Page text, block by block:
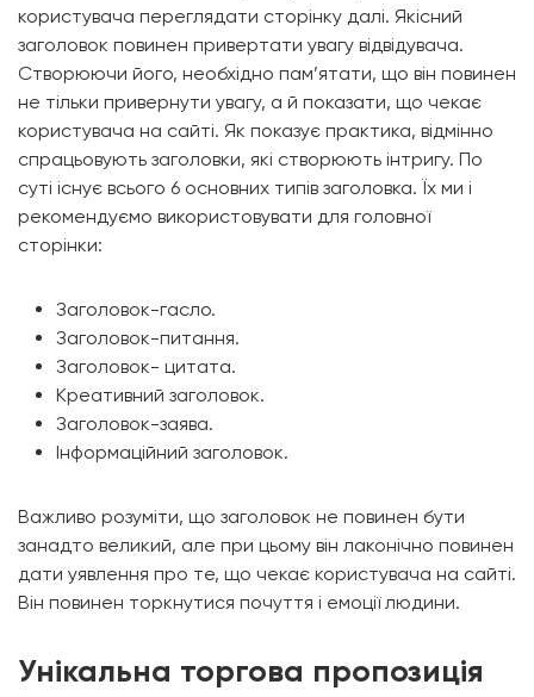
користувача переглядати сторінку далі. Якісний
заголовок повинен привертати увагу відвідувача.
Створюючи його, необхідно пам’ятати, що він повинен
не тільки привернути увагу, а й показати, що чекає
користувача на сайті. Як показує практика, відмінно
спрацьовують заголовки, які створюють інтригу. По
суті існує всього 6 основних типів заголовка. Їх ми і
рекомендуємо використовувати для головної
сторінки:
Заголовок-гасло.
Заголовок-питання.
Заголовок- цитата.
Креативний заголовок.
Заголовок-заява.
Інформаційний заголовок.
Важливо розуміти, що заголовок не повинен бути
занадто великий, але при цьому він лаконічно повинен
дати уявлення про те, що чекає користувача на сайті.
Він повинен торкнутися почуття і емоції людини.
Унікальна торгова пропозиція